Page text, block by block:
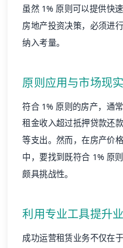
虽然 1% 原则可以提供快
房地产投资决策，必须进
纳入考量。
原则应用与市场现实
符合 1% 原则的房产，通
租金收入超过抵押贷款还
等支出。然而，在房产价
中，要找到既符合 1% 原
颇具挑战性。
利用专业工具提升
成功运营租赁业务不仅在